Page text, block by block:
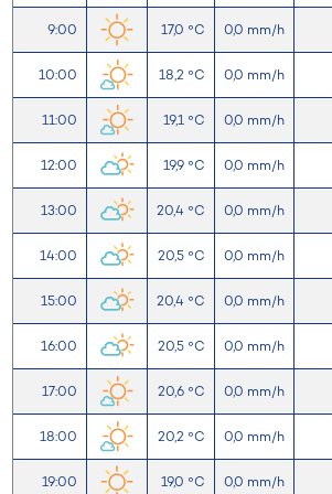
9:00 17,0 °C 0,0 mm/h
10:00 18,2 °C 0,0 mm/h
11:00 19,1 °C 0,0 mm/h
12:00 19,9 °C 0,0 mm/h
13:00 20,4 °C 0,0 mm/h
14:00 20,5 °C 0,0 mm/h
15:00 20,4 °C 0,0 mm/h
16:00 20,5 °C 0,0 mm/h
17:00 20,6 °C 0,0 mm/h
18:00 20,2 °C 0,0 mm/h
19:00 19,0 °C 0,0 mm/h